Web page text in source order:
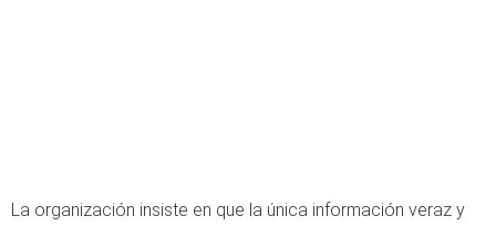
La organización insiste en que la única información veraz y